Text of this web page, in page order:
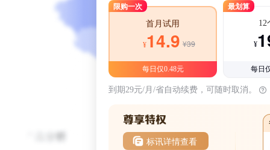
限购一次
首月试用
¥14.9 ¥39
每日仅0.48元
最划算
12
¥
每日
到期29元/月/省自动续费，可随时取消。
标讯详情查看